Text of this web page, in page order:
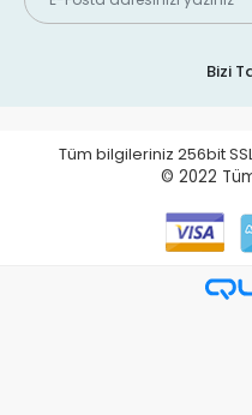
Bizi
Tüm bilgileriniz 256bit
© 2022